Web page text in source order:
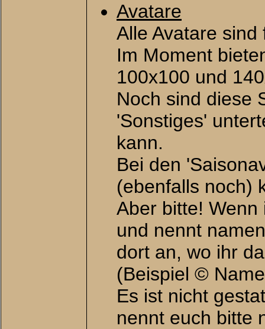
Avatare
Alle Avatare sind
Im Moment
100x100 und
Noch sind diese
'Sonstiges'
kann.
Bei den
(ebenfalls noch)
Aber bitte!
und nennt
dort an, wo ihr
(Beispiel ©
Es ist nicht
nennt euch bitte